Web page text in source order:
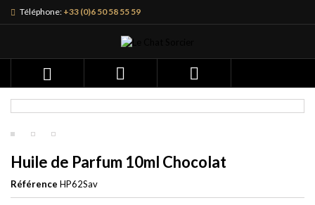
Téléphone: +33 (0)6 50 58 55 59
  
Huile de Parfum 10ml Chocolat
Référence HP62Sav